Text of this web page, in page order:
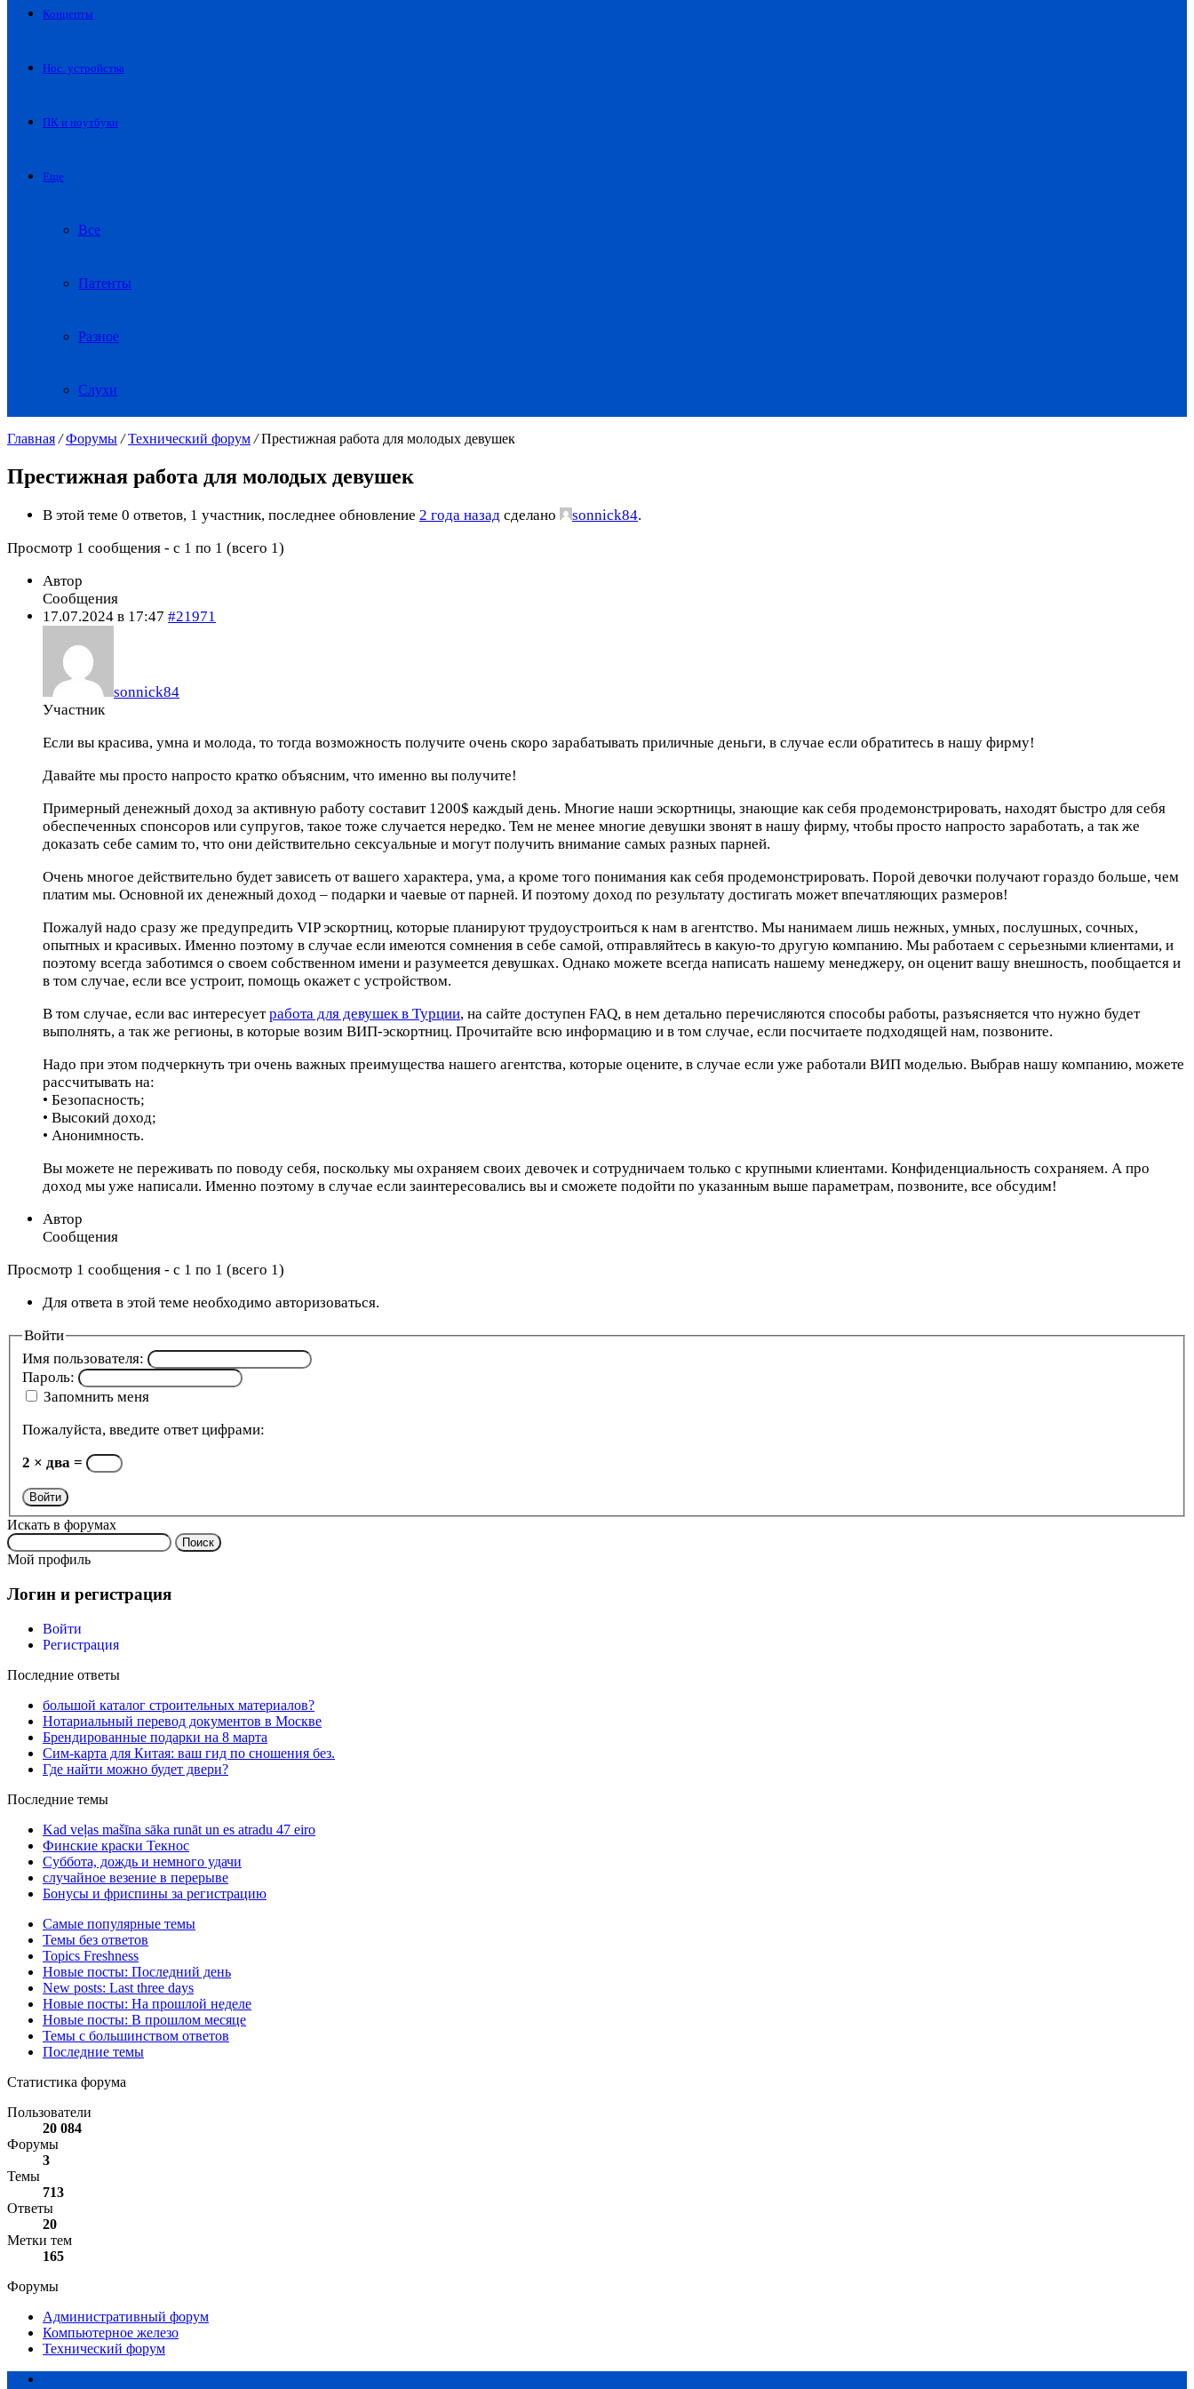
Концепты
Нос. устройства
ПК и ноутбуки
Еще
Все
Патенты
Разное
Слухи
Главная / Форумы / Технический форум / Престижная работа для молодых девушек
Престижная работа для молодых девушек
В этой теме 0 ответов, 1 участник, последнее обновление 2 года назад сделано sonnick84.
Просмотр 1 сообщения - с 1 по 1 (всего 1)
Автор
Сообщения
17.07.2024 в 17:47 #21971
sonnick84
Участник
Если вы красива, умна и молода, то тогда возможность получите очень скоро зарабатывать приличные деньги, в случае если обратитесь в нашу фирму!
Давайте мы просто напросто кратко объясним, что именно вы получите!
Примерный денежный доход за активную работу составит 1200$ каждый день. Многие наши эскортницы, знающие как себя продемонстрировать, находят быстро для себя
обеспеченных спонсоров или супругов, такое тоже случается нередко. Тем не менее многие девушки звонят в нашу фирму, чтобы просто напросто заработать, а так же
доказать себе самим то, что они действительно сексуальные и могут получить внимание самых разных парней.
Очень многое действительно будет зависеть от вашего характера, ума, а кроме того понимания как себя продемонстрировать. Порой девочки получают гораздо больше, чем
платим мы. Основной их денежный доход – подарки и чаевые от парней. И поэтому доход по результату достигать может впечатляющих размеров!
Пожалуй надо сразу же предупредить VIP эскортниц, которые планируют трудоустроиться к нам в агентство. Мы нанимаем лишь нежных, умных, послушных, сочных,
опытных и красивых. Именно поэтому в случае если имеются сомнения в себе самой, отправляйтесь в какую-то другую компанию. Мы работаем с серьезными клиентами, и
поэтому всегда заботимся о своем собственном имени и разумеется девушках. Однако можете всегда написать нашему менеджеру, он оценит вашу внешность, пообщается и
в том случае, если все устроит, помощь окажет с устройством.
В том случае, если вас интересуетработа для девушек в Турции, на сайте доступен FAQ, в нем детально перечисляются способы работы, разъясняется что нужно будет
выполнять, а так же регионы, в которые возим ВИП-эскортниц. Прочитайте всю информацию и в том случае, если посчитаете подходящей нам, позвоните.
Надо при этом подчеркнуть три очень важных преимущества нашего агентства, которые оцените, в случае если уже работали ВИП моделью. Выбрав нашу компанию, можете
рассчитывать на:
• Безопасность;
• Высокий доход;
• Анонимность.
Вы можете не переживать по поводу себя, поскольку мы охраняем своих девочек и сотрудничаем только с крупными клиентами. Конфиденциальность сохраняем. А про
доход мы уже написали. Именно поэтому в случае если заинтересовались вы и сможете подойти по указанным выше параметрам, позвоните, все обсудим!
Автор
Сообщения
Просмотр 1 сообщения - с 1 по 1 (всего 1)
Для ответа в этой теме необходимо авторизоваться.
Войти
Имя пользователя:
Пароль:
Запомнить меня
Пожалуйста, введите ответ цифрами:
2 × два =
Войти
Искать в форумах
Поиск:
Мой профиль
Логин и регистрация
Войти
Регистрация
Последние ответы
большой каталог строительных материалов?
Нотариальный перевод документов в Москве
Брендированные подарки на 8 марта
Сим-карта для Китая: ваш гид по сношения без.
Где найти можно будет двери?
Последние темы
Kad veļas mašīna sāka runāt un es atradu 47 eiro
Финские краски Текнос
Суббота, дождь и немного удачи
случайное везение в перерыве
Бонусы и фриспины за регистрацию
Самые популярные темы
Темы без ответов
Topics Freshness
Новые посты: Последний день
New posts: Last three days
Новые посты: На прошлой неделе
Новые посты: В прошлом месяце
Темы с большинством ответов
Последние темы
Статистика форума
Пользователи
20 084
Форумы
3
Темы
713
Ответы
20
Метки тем
165
Форумы
Административный форум
Компьютерное железо
Технический форум